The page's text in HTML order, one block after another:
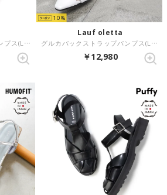
グルカバックストラップパンプス(LH123) （BEIGE-S）
10
Lauf oletta
グルカバックストラップパンプス(LH123) （WHITE）
￥12,980